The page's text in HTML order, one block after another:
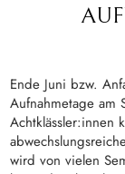
Ende Juni bzw.
Aufnahmetage am
Achtklässler:innen
wird von vielen